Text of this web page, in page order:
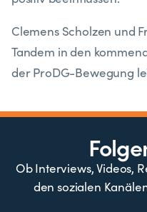
Clemens Scholzen und
Tandem in den
der ProDG-Bewegung
Ob Interviews, Videos,
den sozialen